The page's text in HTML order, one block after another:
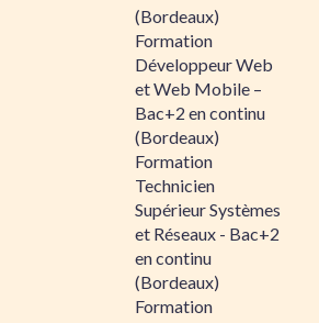
(Bordeaux)
Formation
Développeur Web
et Web Mobile –
Bac+2 en continu
(Bordeaux)
Formation
Technicien
Supérieur Systèmes
et Réseaux - Bac+2
en continu
(Bordeaux)
Formation